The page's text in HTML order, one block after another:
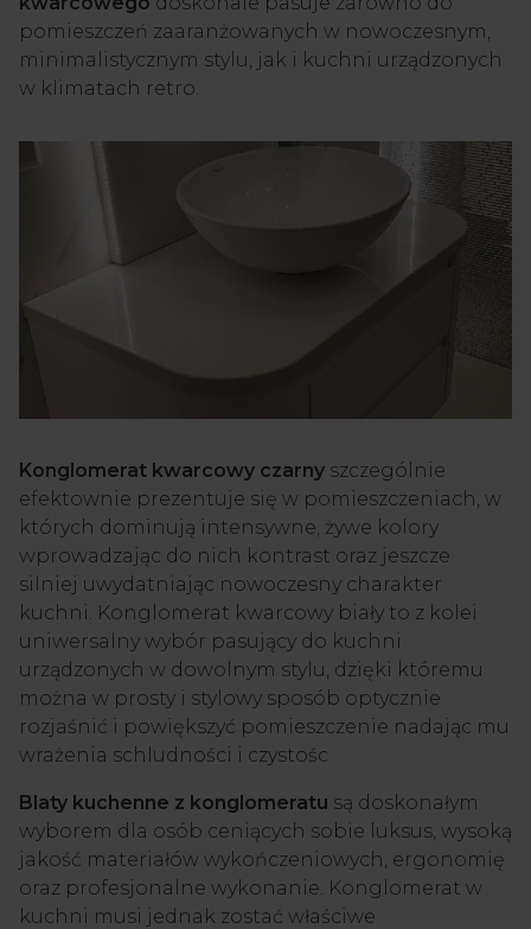
pomieszczeń zaaranżowanych w nowoczesnym,
minimalistycznym stylu, jak i kuchni urządzonych
w klimatach retro.
Konglomerat kwarcowy czarny szczególnie
efektownie prezentuje się w pomieszczeniach, w
których dominują intensywne, żywe kolory
wprowadzając do nich kontrast oraz jeszcze
silniej uwydatniając nowoczesny charakter
kuchni. Konglomerat kwarcowy biały to z kolei
uniwersalny wybór pasujący do kuchni
urządzonych w dowolnym stylu, dzięki któremu
można w prosty i stylowy sposób optycznie
rozjaśnić i powiększyć pomieszczenie nadając mu
wrażenia schludności i czystośc
Blaty kuchenne z konglomeratu są doskonałym
wyborem dla osób ceniących sobie luksus, wysoką
jakość materiałów wykończeniowych, ergonomię
oraz profesjonalne wykonanie. Konglomerat w
kuchni musi jednak zostać właściwe